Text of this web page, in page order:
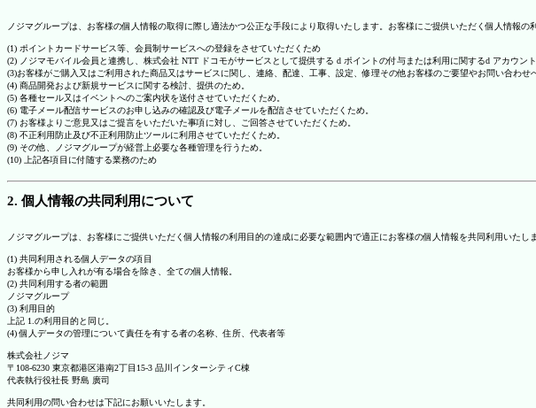
ノジマグループは、お客様の個人情報の取得に際し適法かつ公正な手段により取得いたします。お客様にご提供いただく個人情報
(1) ポイントカードサービス等、会員制サービスへの登録をさせていただくため
(2) ノジマモバイル会員と連携し、株式会社 NTT ドコモがサービスとして提供する d ポイントの付与または利用に関するd アカウン
(3)お客様がご購入又はご利用された商品又はサービスに関し、連絡、配達、工事、設定、修理その他お客様のご要望やお問い合わせ
(4) 商品開発および新規サービスに関する検討、提供のため。
(5) 各種セール又はイベントへのご案内状を送付させていただくため。
(6) 電子メール配信サービスのお申し込みの確認及び電子メールを配信させていただくため。
(7) お客様よりご意見又はご提言をいただいた事項に対し、ご回答させていただくため。
(8) 不正利用防止及び不正利用防止ツールに利用させていただくため。
(9) その他、ノジマグループが経営上必要な各種管理を行うため。
(10) 上記各項目に付随する業務のため
2. 個人情報の共同利用について
ノジマグループは、お客様にご提供いただく個人情報の利用目的の達成に必要な範囲内で適正にお客様の個人情報を共同利用いたしま
(1) 共同利用される個人データの項目
お客様から申し入れが有る場合を除き、全ての個人情報。
(2) 共同利用する者の範囲
ノジマグループ
(3) 利用目的
上記 1.の利用目的と同じ。
(4) 個人データの管理について責任を有する者の名称、住所、代表者等
株式会社ノジマ
〒108-6230 東京都港区港南2丁目15-3 品川インターシティC棟
代表執行役社長 野島 廣司
共同利用の問い合わせは下記にお願いいたします。